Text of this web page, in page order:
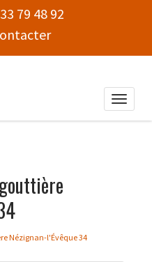
79 48 92
Toggle
Nézignan-l'Évêque 34